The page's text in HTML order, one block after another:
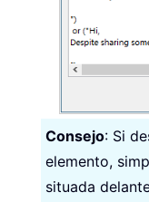
Consejo: Si
elemento,
situada